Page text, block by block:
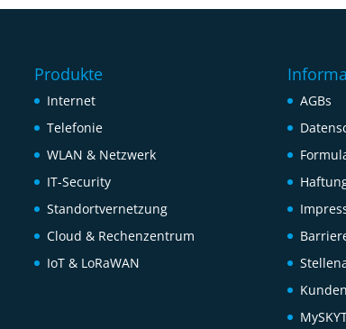
Produkte
Internet
Telefonie
WLAN & Netzwerk
IT-Security
Standortvernetzung
Cloud & Rechenzentrum
IoT & LoRaWAN
AGBs